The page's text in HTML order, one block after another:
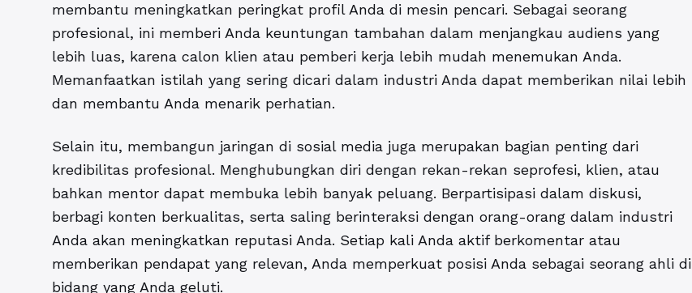
membantu meningkatkan peringkat profil Anda di mesin pencari. Sebagai seorang
profesional, ini memberi Anda keuntungan tambahan dalam menjangkau audiens yang
lebih luas, karena calon klien atau pemberi kerja lebih mudah menemukan Anda.
Memanfaatkan istilah yang sering dicari dalam industri Anda dapat memberikan nilai lebih
dan membantu Anda menarik perhatian.
Selain itu, membangun jaringan di sosial media juga merupakan bagian penting dari
kredibilitas profesional. Menghubungkan diri dengan rekan-rekan seprofesi, klien, atau
bahkan mentor dapat membuka lebih banyak peluang. Berpartisipasi dalam diskusi,
berbagi konten berkualitas, serta saling berinteraksi dengan orang-orang dalam industri
Anda akan meningkatkan reputasi Anda. Setiap kali Anda aktif berkomentar atau
memberikan pendapat yang relevan, Anda memperkuat posisi Anda sebagai seorang ahli di
bidang yang Anda geluti.